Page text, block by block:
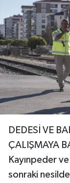
DEDESİ VE
ÇALIŞMAYA
Kayınpeder
sonraki